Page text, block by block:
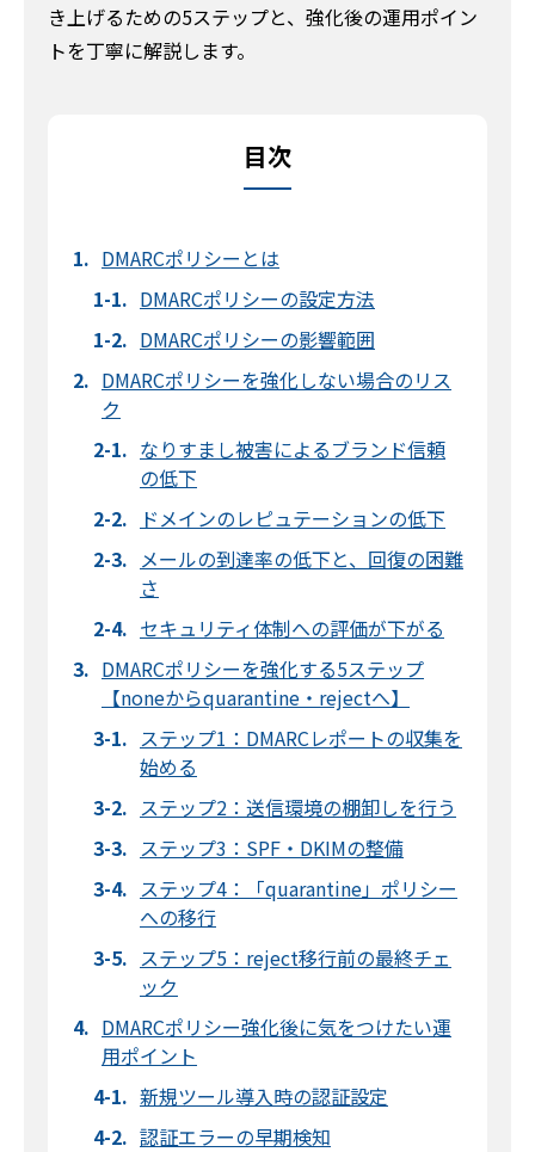
き上げるための5ステップと、強化後の運用ポイン
トを丁寧に解説します。
目次
DMARCポリシーとは
DMARCポリシーの設定方法
DMARCポリシーの影響範囲
DMARCポリシーを強化しない場合のリス
ク
なりすまし被害によるブランド信頼
の低下
ドメインのレピュテーションの低下
メールの到達率の低下と、回復の困難
さ
セキュリティ体制への評価が下がる
DMARCポリシーを強化する5ステップ
【noneからquarantine・rejectへ】
ステップ1：DMARCレポートの収集を
始める
ステップ2：送信環境の棚卸しを行う
ステップ3：SPF・DKIMの整備
ステップ4：「quarantine」ポリシー
への移行
ステップ5：reject移行前の最終チェ
ック
DMARCポリシー強化後に気をつけたい運
用ポイント
新規ツール導入時の認証設定
認証エラーの早期検知